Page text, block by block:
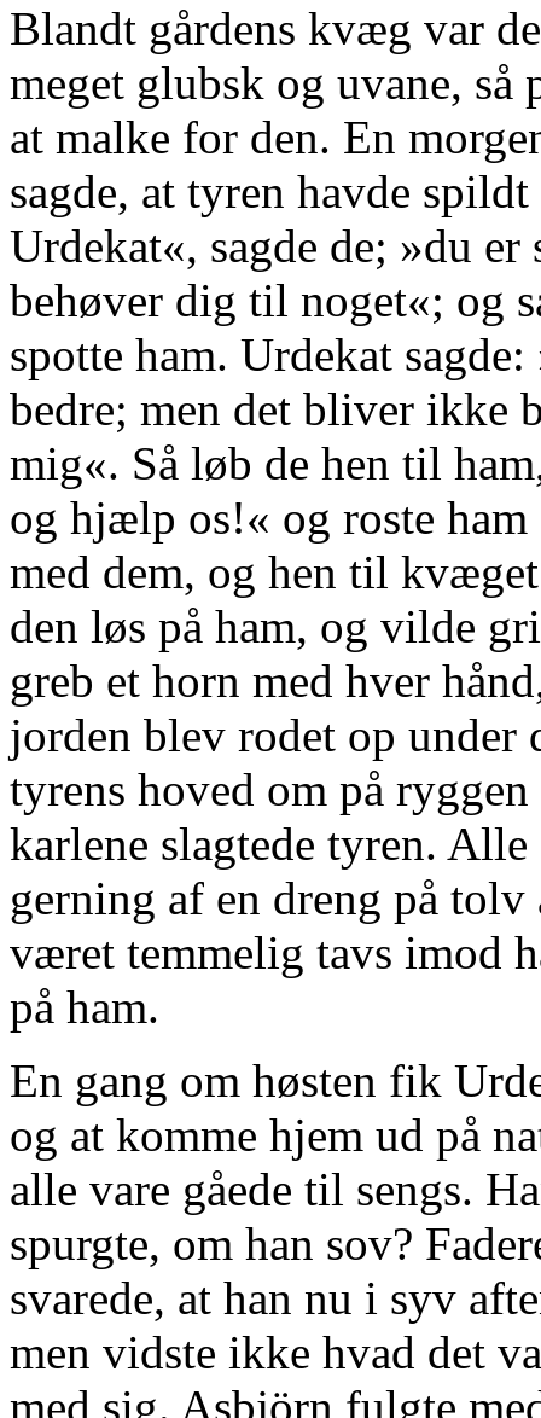
Blandt gårdens kvæg var
meget glubsk og uvane,
at malke for den. En
sagde, at tyren havde
Urdekat«, sagde de; »du
behøver dig til noget«; og
spotte ham. Urdekat
bedre; men det bliver ikke
mig«. Så løb de hen til
og hjælp os!« og roste
med dem, og hen til
den løs på ham, og vilde
greb et horn med hver
jorden blev rodet op under
tyrens hoved om på
karlene slagtede tyren.
gerning af en dreng på
været temmelig tavs imod
på ham.
En gang om høsten fik
og at komme hjem ud på
alle vare gåede til sengs.
spurgte, om han sov?
svarede, at han nu i syv
men vidste ikke hvad det
med sig. Asbjörn fulgte